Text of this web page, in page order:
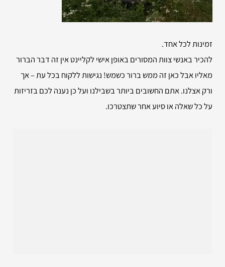
זמינות לכל אחד.
להכיר באנשי צוות המסורים באופן אישי לקליינט אין זה דבר הברור
מאליו אבל כאן זה ממש ברור כשמש! נגישות ללקוח בכל עת – אך
ורק אצלנו. אתם החשובים ביותר בשבילנו ועל כן נענה לכם בזריזות
על כל שאלה או סיוע אחר שתצטרכו.